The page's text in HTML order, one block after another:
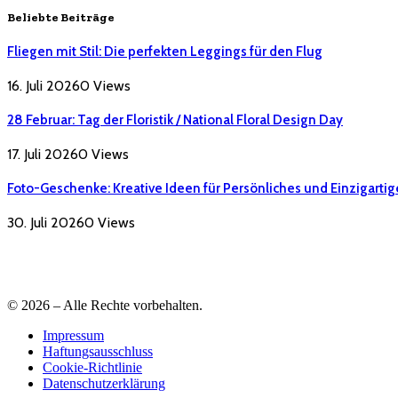
Beliebte Beiträge
Fliegen mit Stil: Die perfekten Leggings für den Flug
16. Juli 20260 Views
28 Februar: Tag der Floristik / National Floral Design Day
17. Juli 20260 Views
Foto-Geschenke: Kreative Ideen für Persönliches und
30. Juli 20260 Views
© 2026 – Alle Rechte vorbehalten.
Impressum
Haftungsausschluss
Cookie-Richtlinie
Datenschutzerklärung